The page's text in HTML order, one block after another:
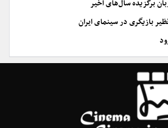
بازیگری در سینمای ایران